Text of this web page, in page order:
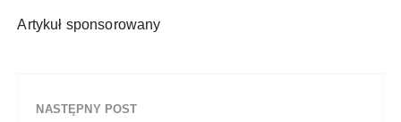
Artykuł sponsorowany
NASTĘPNY POST